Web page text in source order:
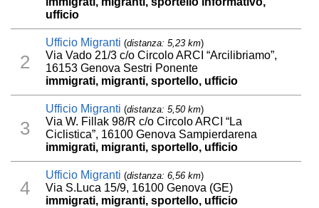
ufficio
2
Ufficio Migranti (distanza: 5,23 km)
Via Vado 21/3 c/o Circolo ARCI “Arcilibriamo”,
16153 Genova Sestri Ponente
immigrati, migranti, sportello, ufficio
3
Ufficio Migranti (distanza: 5,50 km)
Via W. Fillak 98/R c/o Circolo ARCI “La
Ciclistica”, 16100 Genova Sampierdarena
immigrati, migranti, sportello, ufficio
4
Ufficio Migranti (distanza: 6,56 km)
Via S.Luca 15/9, 16100 Genova (GE)
immigrati, migranti, sportello, ufficio